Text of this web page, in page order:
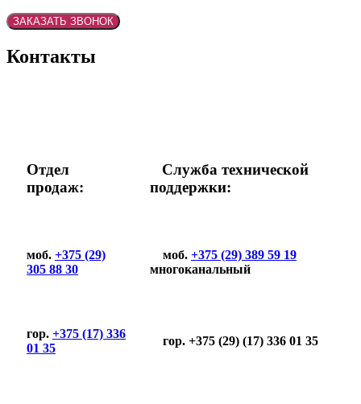
Контакты
Отдел
продаж:
Служба технической
поддержки:
моб. +375 (29)
305 88 30
моб. +375 (29) 389 59 19
многоканальный
гор. +375 (17) 336
01 35
гор. +375 (29) (17) 336 01 35